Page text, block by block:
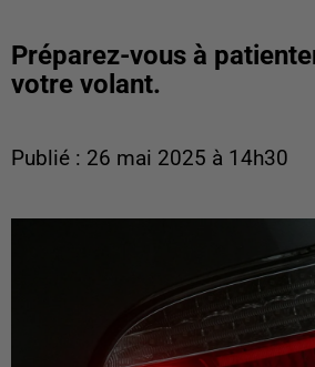
Préparez-vous à
votre volant.
Publié : 26 mai 2025 à 14h30